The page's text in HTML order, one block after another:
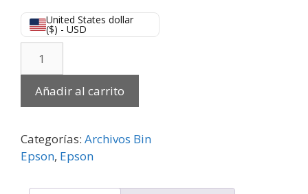
United States dollar
($) - USD
Añadir al carrito
Categorías: Archivos Bin
Epson, Epson